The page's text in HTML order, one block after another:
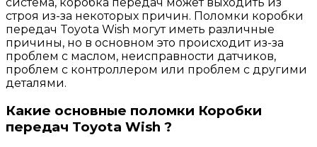
строя из-за некоторых причин. Поломки коробки
передач Toyota Wish могут иметь различные
причины, но в основном это происходит из-за
проблем с маслом, неисправности датчиков,
проблем с контроллером или проблем с другими
деталями.
Какие основные поломки Коробки
передач Toyota Wish ?